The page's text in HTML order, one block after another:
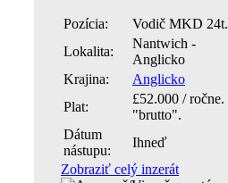
Pozícia:
Vodič MKD 24t.
Lokalita:
Nantwich -
Anglicko
Krajina:
Anglicko
Plat:
£52.000 / ročne.
"brutto".
Dátum
nástupu:
Ihneď
Zobraziť celý inzerát